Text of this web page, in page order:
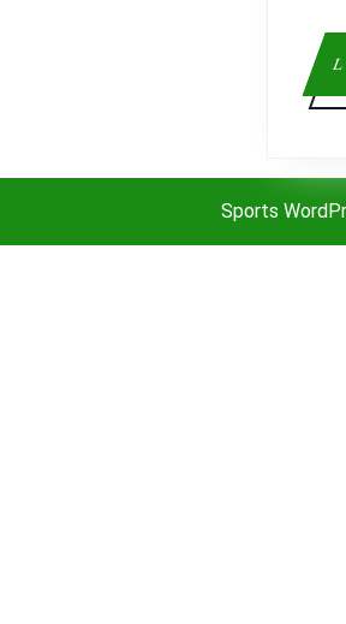
Sports